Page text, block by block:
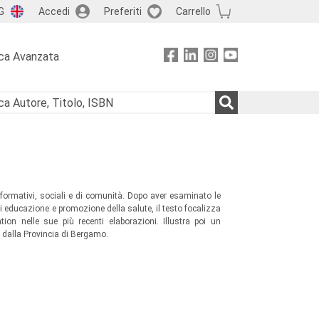
Accedi Preferiti Carrello
Avanzata
sociali e di comunità. Dopo aver esaminato le
e promozione della salute, il testo focalizza
nelle sue più recenti elaborazioni. Illustra poi un
Provincia di Bergamo.